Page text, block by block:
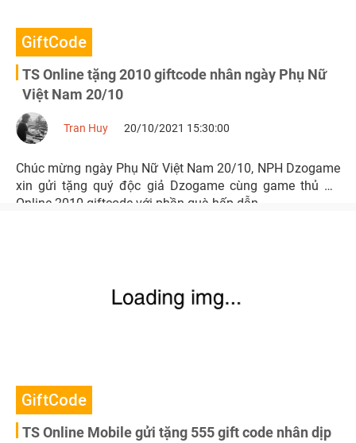
GiftCode
TS Online tặng 2010 giftcode nhân ngày Phụ Nữ
Việt Nam 20/10
Tran Huy 20/10/2021 15:30:00
Chúc mừng ngày Phụ Nữ Việt Nam 20/10, NPH Dzogame
xin gửi tặng quý độc giả Dzogame cùng game thủ TS
Online 2010 giftcode với phần quà hấp dẫn.
GiftCode
TS Online Mobile gửi tặng 555 gift code nhân dịp